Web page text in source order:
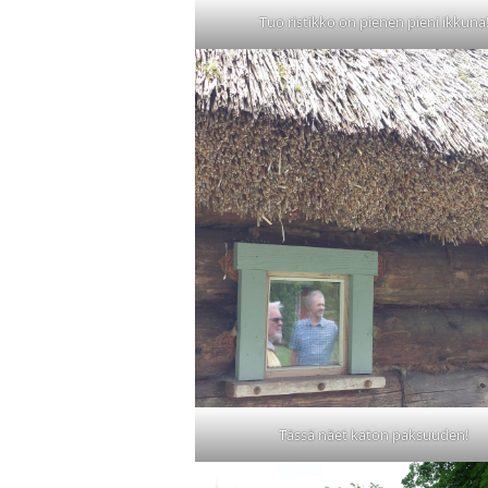
Tuo ristikko on pienen pieni ikkuna!
Tässä näet katon paksuuden!